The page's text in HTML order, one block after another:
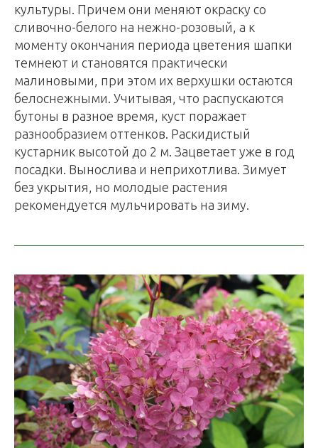
культуры. Причем они меняют окраску со
сливочно-белого на нежно-розовый, а к
моменту окончания периода цветения шапки
темнеют и становятся практически
малиновыми, при этом их верхушки остаются
белоснежными. Учитывая, что распускаются
бутоны в разное время, куст поражает
разнообразием оттенков. Раскидистый
кустарник высотой до 2 м. Зацветает уже в год
посадки. Вынослива и неприхотлива. Зимует
без укрытия, но молодые растения
рекомендуется мульчировать на зиму.